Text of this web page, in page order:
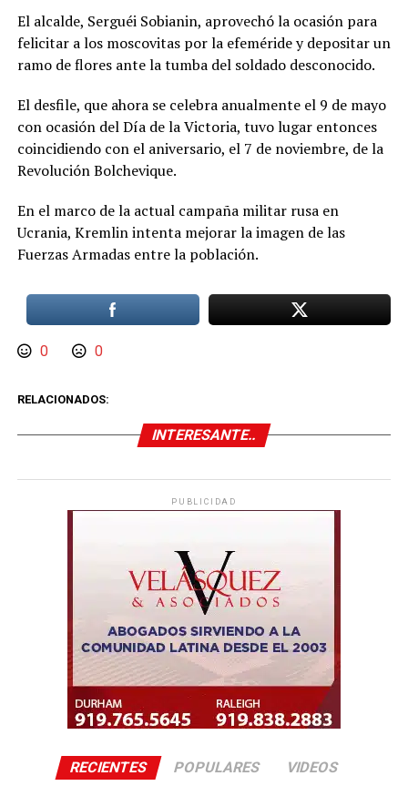
El alcalde, Serguéi Sobianin, aprovechó la ocasión para
felicitar a los moscovitas por la efeméride y depositar un
ramo de flores ante la tumba del soldado desconocido.
El desfile, que ahora se celebra anualmente el 9 de mayo
con ocasión del Día de la Victoria, tuvo lugar entonces
coincidiendo con el aniversario, el 7 de noviembre, de la
Revolución Bolchevique.
En el marco de la actual campaña militar rusa en
Ucrania, Kremlin intenta mejorar la imagen de las
Fuerzas Armadas entre la población.
0 0
RELACIONADOS:
INTERESANTE..
PUBLICIDAD
RECIENTES POPULARES VIDEOS